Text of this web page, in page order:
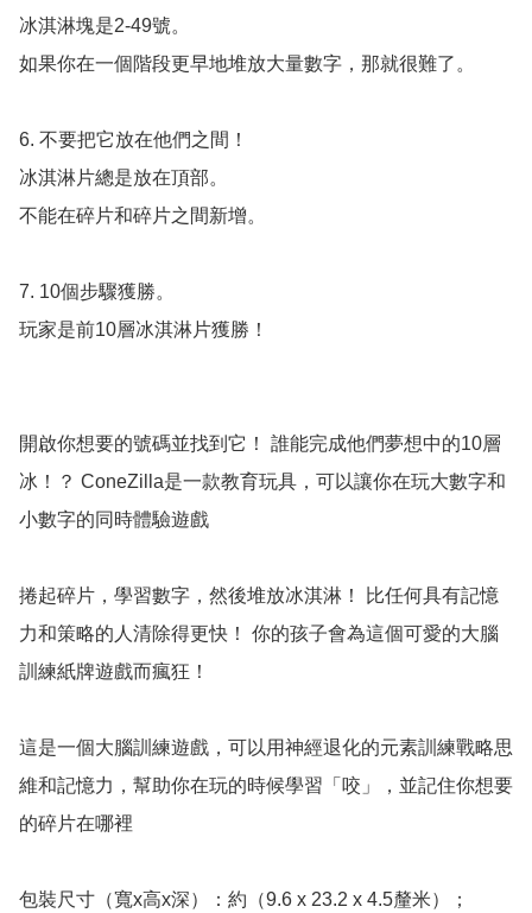
冰淇淋塊是2-49號。
如果你在一個階段更早地堆放大量數字，那就很難了。
6. 不要把它放在他們之間！
冰淇淋片總是放在頂部。
不能在碎片和碎片之間新增。
7. 10個步驟獲勝。
玩家是前10層冰淇淋片獲勝！
開啟你想要的號碼並找到它！ 誰能完成他們夢想中的10層
冰！？ ConeZilla是一款教育玩具，可以讓你在玩大數字和
小數字的同時體驗遊戲
捲起碎片，學習數字，然後堆放冰淇淋！ 比任何具有記憶
力和策略的人清除得更快！ 你的孩子會為這個可愛的大腦
訓練紙牌遊戲而瘋狂！
這是一個大腦訓練遊戲，可以用神經退化的元素訓練戰略思
維和記憶力，幫助你在玩的時候學習「咬」，並記住你想要
的碎片在哪裡
包裝尺寸（寬x高x深）：約（9.6 x 23.2 x 4.5釐米）；